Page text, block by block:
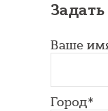
Задать
Ваше
Город*